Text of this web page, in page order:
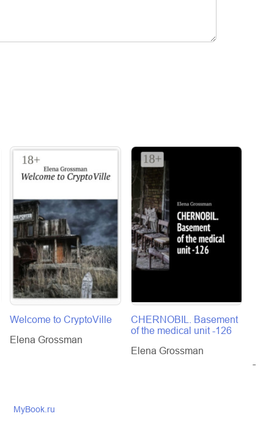
Welcome to CryptoVille
Elena Grossman
CHERNOBIL. Basement
of the medical unit -126
Elena Grossman
MyBook.ru